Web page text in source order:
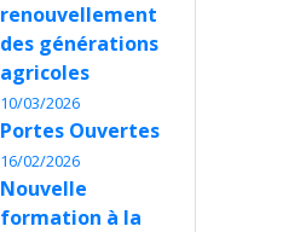
renouvellement
des générations
agricoles
10/03/2026
Portes Ouvertes
16/02/2026
Nouvelle
formation à la